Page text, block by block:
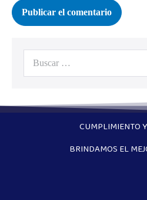
CUMPLIMIENTO
BRINDAMOS EL